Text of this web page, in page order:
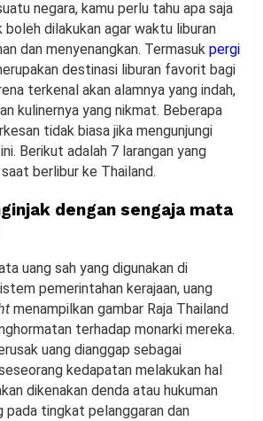
negara, kamu perlu tahu apa saja
boleh dilakukan agar waktu liburan
dan menyenangkan. Termasuk pergi
destinasi liburan favorit bagi
terkenal akan alamnya yang indah,
kulinernya yang nikmat. Beberapa
tidak biasa jika mengunjungi
Berikut adalah 7 larangan yang
berlibur ke Thailand.
dengan sengaja mata
uang sah yang digunakan di
pemerintahan kerajaan, uang
menampilkan gambar Raja Thailand
terhadap monarki mereka.
uang dianggap sebagai
kedapatan melakukan hal
dikenakan denda atau hukuman
pada tingkat pelanggaran dan